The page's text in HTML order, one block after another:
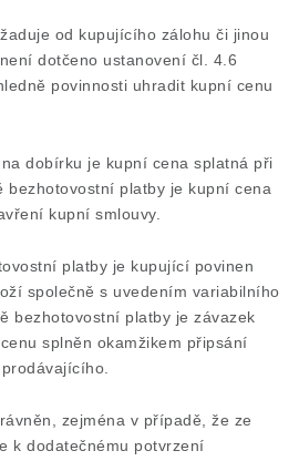
od kupujícího zálohu či jinou
dotčeno ustanovení čl. 4.6
povinnosti uhradit kupní cenu
dobírku je kupní cena splatná při
bezhotovostní platby je kupní cena
kupní smlouvy.
platby je kupující povinen
společně s uvedením variabilního
bezhotovostní platby je závazek
splněn okamžikem připsání
zejména v případě, že ze
k dodatečnému potvrzení